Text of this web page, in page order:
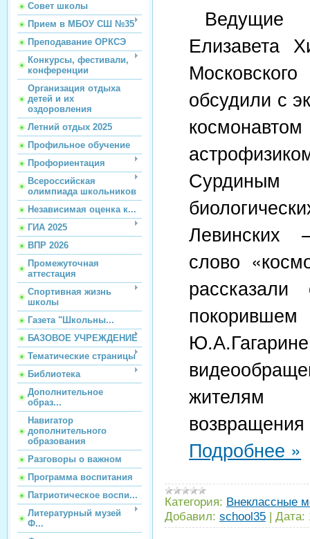
Совет школы
Прием в МБОУ СШ №35
Преподавание ОРКСЭ
Конкурсы, фестивали,
конференции
Организация отдыха
детей и их
оздоровления
Летний отдых 2025
Профильное обучение
Профориентация
Всероссийская
олимпиада школьников
Независимая оценка к...
ГИА 2025
ВПР 2026
Промежуточная
аттестация
Спортивная жизнь
школы
Газета "Школьны...
БАЗОВОЕ УЧРЕЖДЕНИЕ
Тематические страницы
Библиотека
Дополнительное
образ...
Навигатор
дополнительного
образования
Разговоры о важном
Программа воспитания
Патриотическое воспи...
Литературный музей
Ф...
Елизавета
обсудили с
Левинских
слово
Подробнее »
Категория: Внеклассные
Добавил: school35 | Дата: